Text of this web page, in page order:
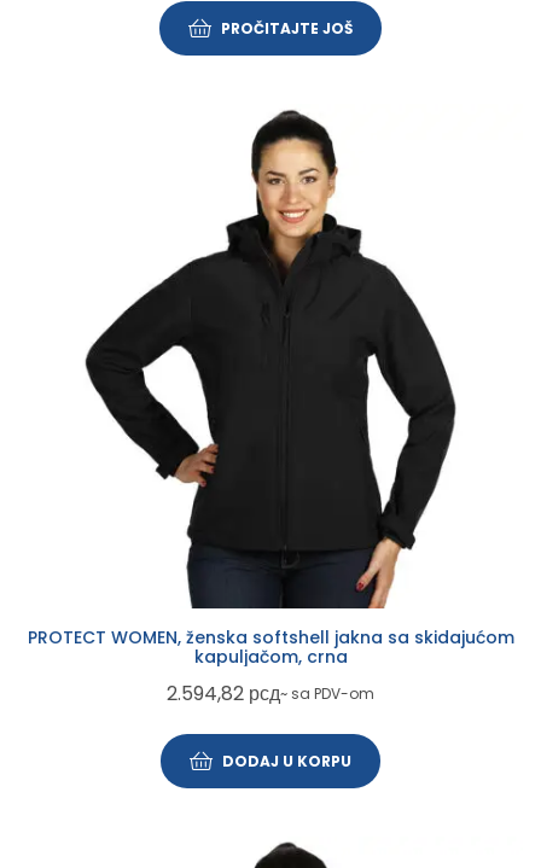
PROČITAJTE JOŠ
PROTECT WOMEN, ženska softshell jakna sa skidajućom
kapuljačom, crna
2.594,82 рсд~ sa PDV-om
DODAJ U KORPU